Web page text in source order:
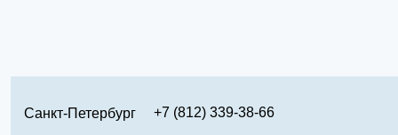
Санкт-Петербург
+7 (812) 339-38-66